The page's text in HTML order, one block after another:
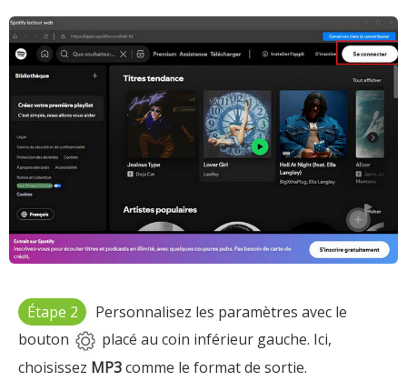
Étape 2
Personnalisez les paramètres avec le
bouton
placé au coin inférieur gauche. Ici,
choisissez MP3comme le format de sortie.